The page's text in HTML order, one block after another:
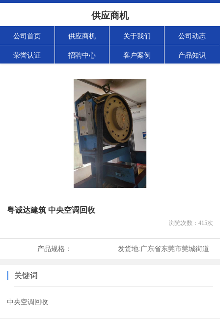
供应商机
公司首页 供应商机 关于我们 公司动态
荣誉认证 招聘中心 客户案例 产品知识
粤诚达建筑 中央空调回收
浏览次数： 415次
产品规格： 发货地:广东省东莞市莞城街道
关键词
中央空调回收